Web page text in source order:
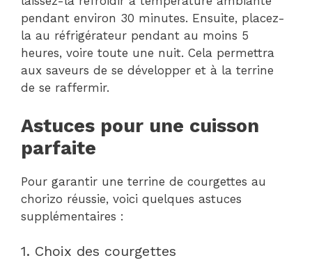
pendant environ 30 minutes. Ensuite, placez-
la au réfrigérateur pendant au moins 5
heures, voire toute une nuit. Cela permettra
aux saveurs de se développer et à la terrine
de se raffermir.
Astuces pour une cuisson
parfaite
Pour garantir une terrine de courgettes au
chorizo réussie, voici quelques astuces
supplémentaires :
1. Choix des courgettes